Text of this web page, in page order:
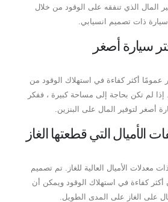
المال الذي تنفقه على الوقود من خلال
سيارة ذات تصميم انسيابي.
سيارة أصغر
عمومًا أكثر كفاءة في استهلاك الوقود من
إذا لم تكن بحاجة إلى مساحة كبيرة ، ففكر
أصغر لتوفير المال على البنزين.
الأميال التي قطعتها الغاز
معدلات الأميال العالية للغاز. تم تصميم
أكثر كفاءة في استهلاك الوقود ويمكن أن
على الغاز على المدى الطويل.